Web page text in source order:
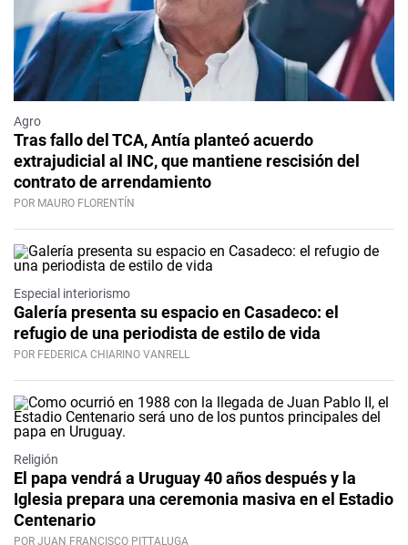
Agro
Tras fallo del TCA, Antía planteó acuerdo
extrajudicial al INC, que mantiene rescisión del
contrato de arrendamiento
POR MAURO FLORENTÍN
Especial interiorismo
Galería presenta su espacio en Casadeco: el
refugio de una periodista de estilo de vida
POR FEDERICA CHIARINO VANRELL
Religión
El papa vendrá a Uruguay 40 años después y la
Iglesia prepara una ceremonia masiva en el Estadio
Centenario
POR JUAN FRANCISCO PITTALUGA